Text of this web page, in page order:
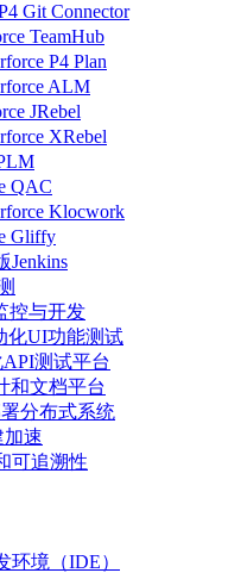
Git Connector
TeamHub
P4 Plan
ALM
JRebel
XRebel
QAC
Klocwork
Gliffy
Jenkins
控与开发
化UI功能测试
API测试平台
和文档平台
分布式系统
加速
可追溯性
环境（IDE）